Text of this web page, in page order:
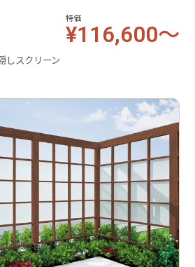
特価
¥116,600～
しスクリーン